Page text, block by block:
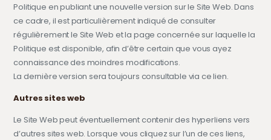
Politique en publiant une nouvelle version sur le Site Web. Dans
ce cadre, il est particulièrement indiqué de consulter
régulièrement le Site Web et la page concernée sur laquelle la
Politique est disponible, afin d’être certain que vous ayez
connaissance des moindres modifications.
La dernière version sera toujours consultable via ce lien.
Autres sites web
Le Site Web peut éventuellement contenir des hyperliens vers
d’autres sites web. Lorsque vous cliquez sur l’un de ces liens,